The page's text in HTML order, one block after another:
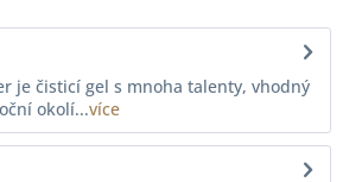
je čisticí gel s mnoha talenty, vhodný
okolí...více